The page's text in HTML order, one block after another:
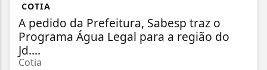
COTIA
A pedido da Prefeitura, Sabesp traz o
Programa Água Legal para a região do
Jd....
Cotia